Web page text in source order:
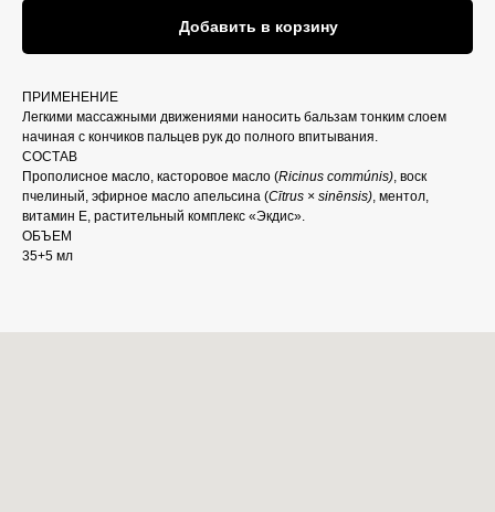
Добавить в корзину
ПРИМЕНЕНИЕ
Легкими массажными движениями наносить бальзам тонким слоем
начиная с кончиков пальцев рук до полного впитывания.
СОСТАВ
Прополисное масло, касторовое масло (Ricinus commúnis), воск
пчелиный, эфирное масло апельсина (Cītrus × sinēnsis), ментол,
витамин Е, растительный комплекс «Экдис».
ОБЪЕМ
35+5 мл